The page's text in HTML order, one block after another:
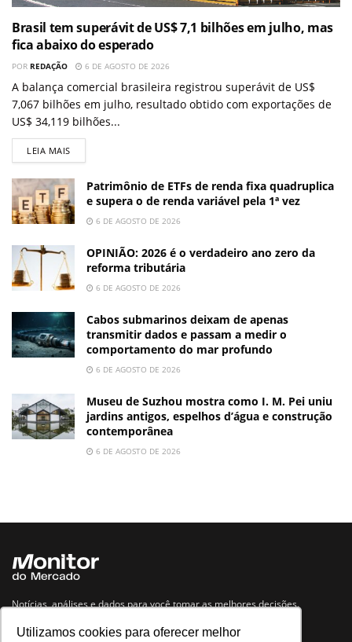
Utilizamos cookies para oferecer melhor
Brasil tem superávit de US$ 7,1 bilhões em julho, mas
fica abaixo do esperado
POR REDAÇÃO 6 DE AGOSTO DE 2026
A balança comercial brasileira registrou superávit de US$
7,067 bilhões em julho, resultado obtido com exportações de
US$ 34,119 bilhões...
LEIA MAIS
Patrimônio de ETFs de renda fixa quadruplica
e supera o de renda variável pela 1ª vez
6 DE AGOSTO DE 2026
OPINIÃO: 2026 é o verdadeiro ano zero da
reforma tributária
6 DE AGOSTO DE 2026
Cabos submarinos deixam de apenas
transmitir dados e passam a medir o
comportamento do mar profundo
6 DE AGOSTO DE 2026
Museu de Suzhou mostra como I. M. Pei uniu
jardins antigos, espelhos d’água e construção
contemporânea
6 DE AGOSTO DE 2026
Notícias, análises e dados para você tomar as melhores decisões.
Navegue no site